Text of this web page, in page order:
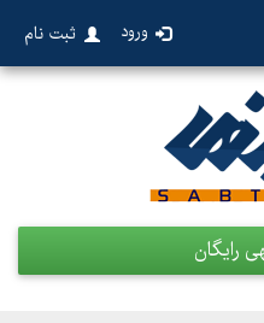
ورود ثبت نام
رایگان